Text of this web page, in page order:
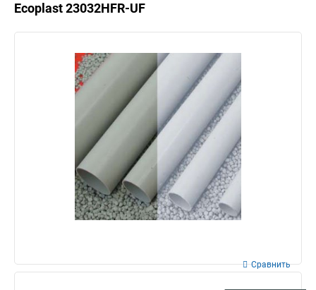
Ecoplast 23032HFR-UF
Сравнить